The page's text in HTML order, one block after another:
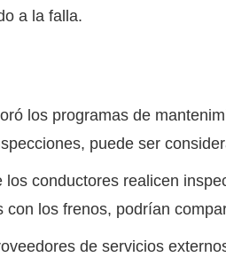
a la falla.
los programas de
puede ser
conductores realicen
los frenos, podrían
de servicios